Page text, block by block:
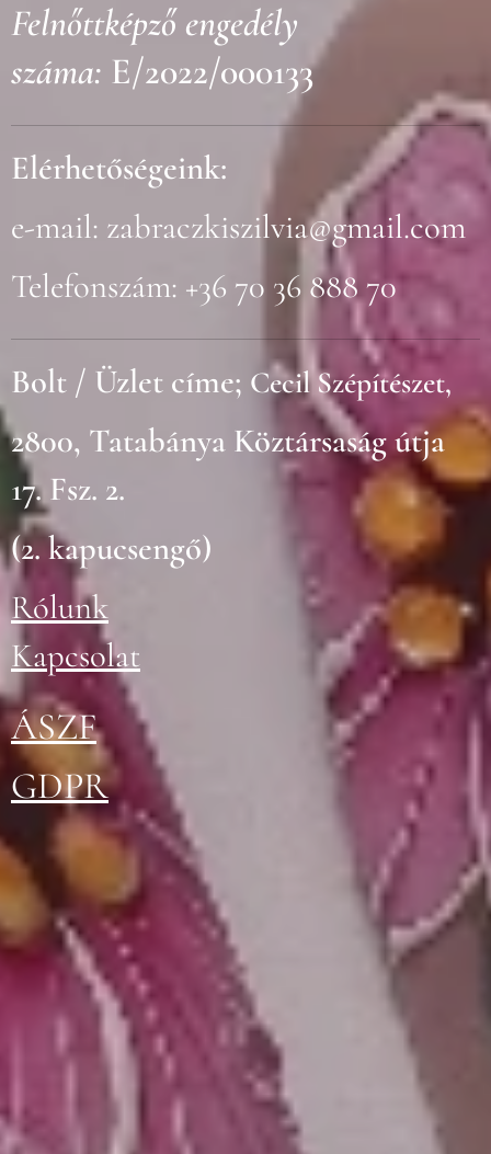
Felnőttképző engedély
száma: E/2022/000133
Elérhetőségeink:
e-mail: zabraczkiszilvia@gmail.com
Telefonszám: +36 70 36 888 70
Bolt / Üzlet címe; Cecil Szépítészet,
2800, Tatabánya Köztársaság útja
17. Fsz. 2.
(2. kapucsengő)
Rólunk
Kapcsolat
ÁSZF
GDPR